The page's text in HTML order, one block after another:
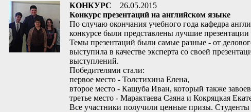
КОНКУРС
26.05.2015
Конкурс презентаций на английском языке
По случаю окончания учебного года кафедра
конкурсе были представлены лучшие презентации
Темы презентаций были самые разные - от
выступила в качестве эксперта со своей
выступлений.
Победителями стали:
первое место - Толстихина Елена,
второе место - Кашуба Иван, который также
третье место - Марактаева Саяна и Кокряцкая
Все участники получили ценные призы. Студенты